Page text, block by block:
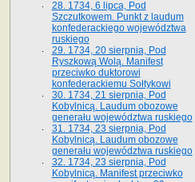
28. 1734, 6 lipca, Pod
Szczutkowem. Punkt z laudum
konfederackiego województwa
ruskiego
29. 1734, 20 sierpnia, Pod
Ryszkową Wolą. Manifest
przeciwko duktorowi
konfederackiemu Sołtykowi
30. 1734, 21 sierpnia, Pod
Kobylnicą. Laudum obozowe
generału województwa ruskiego
31. 1734, 23 sierpnia, Pod
Kobylnicą. Laudum obozowe
generału województwa ruskiego
32. 1734, 23 sierpnia, Pod
Kobylnicą. Manifest przeciwko